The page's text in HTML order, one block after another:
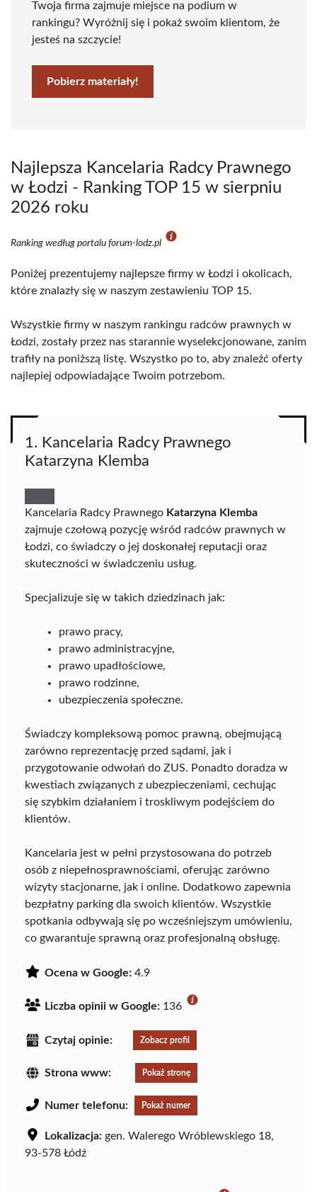
Twoja firma zajmuje miejsce na podium w
rankingu? Wyróżnij się i pokaż swoim klientom, że
jesteś na szczycie!
Pobierz materiały!
Najlepsza Kancelaria Radcy Prawnego
w Łodzi - Ranking TOP 15 w sierpniu
2026 roku
Ranking według portalu forum-lodz.pl
Poniżej prezentujemy najlepsze firmy w Łodzi i okolicach,
które znalazły się w naszym zestawieniu TOP 15.
Wszystkie firmy w naszym rankingu radców prawnych w
Łodzi, zostały przez nas starannie wyselekcjonowane, zanim
trafiły na poniższą listę. Wszystko po to, aby znaleźć oferty
najlepiej odpowiadające Twoim potrzebom.
1. Kancelaria Radcy Prawnego
Katarzyna Klemba
Kancelaria Radcy Prawnego Katarzyna Klemba
zajmuje czołową pozycję wśród radców prawnych w
Łodzi, co świadczy o jej doskonałej reputacji oraz
skuteczności w świadczeniu usług.
Specjalizuje się w takich dziedzinach jak:
prawo pracy,
prawo administracyjne,
prawo upadłościowe,
prawo rodzinne,
ubezpieczenia społeczne.
Świadczy kompleksową pomoc prawną, obejmującą
zarówno reprezentację przed sądami, jak i
przygotowanie odwołań do ZUS. Ponadto doradza w
kwestiach związanych z ubezpieczeniami, cechując
się szybkim działaniem i troskliwym podejściem do
klientów.
Kancelaria jest w pełni przystosowana do potrzeb
osób z niepełnosprawnościami, oferując zarówno
wizyty stacjonarne, jak i online. Dodatkowo zapewnia
bezpłatny parking dla swoich klientów. Wszystkie
spotkania odbywają się po wcześniejszym umówieniu,
co gwarantuje sprawną oraz profesjonalną obsługę.
Ocena w Google: 4.9
Liczba opinii w Google: 136
Czytaj opinie: Zobacz profil
Strona www: Pokaż stronę
Numer telefonu: Pokaż numer
Lokalizacja: gen. Walerego Wróblewskiego 18,
93-578 Łódź